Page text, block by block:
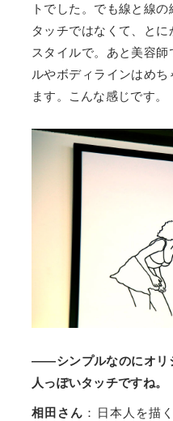
トでした。でも線と線
タッチではなくて、と
スタイルで。あと美容
ルやボディラインはめ
ます。こんな感じです。
――シンプルなのにオリ
人っぽいタッチですね。
相田さん ：日本人を描